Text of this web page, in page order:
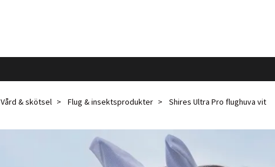
Vård & skötsel Flug & insektsprodukter Shires Ultra Pro flughuva vit